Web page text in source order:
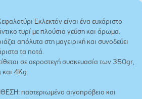
Εκλεκτόν είναι ένα ευχάριστο
τυρί με πλούσια γεύση και άρωμα.
απόλυτα στη μαγειρική και συνοδεύει
τα ποτά.
σε αεροστεγή συσκευασία των 350gr,
και 4Kg.
παστεριωμένο αιγοπρόβειο και